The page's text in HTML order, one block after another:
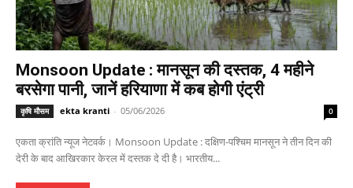
Monsoon Update : मानसून की दस्तक, 4 महीने
बरसेगा पानी, जानें हरियाणा में कब होगी एंट्री
कृषि मौसम ekta kranti - 05/06/2026 0
एकता क्रांति न्यूज नेटवर्क। Monsoon Update : दक्षिण-पश्चिम मानसून ने तीन दिन की
देरी के बाद आखिरकार केरल में दस्तक दे दी है। भारतीय...